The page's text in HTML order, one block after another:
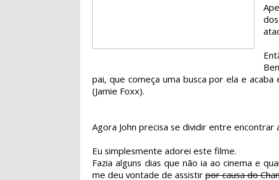
pai, que começa uma busca por ela e
(Jamie Foxx).
Agora John precisa se dividir entre encontrar
Eu simplesmente adorei este filme.
Fazia alguns dias que não ia ao cinema e
me deu vontade de assistirpor causa do